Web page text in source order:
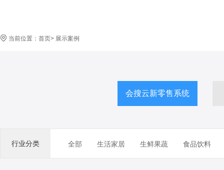
当前位置： 首页> 展示案例
会搜云新零售系统
行业分类 全部 生活家居 生鲜果蔬 食品饮料